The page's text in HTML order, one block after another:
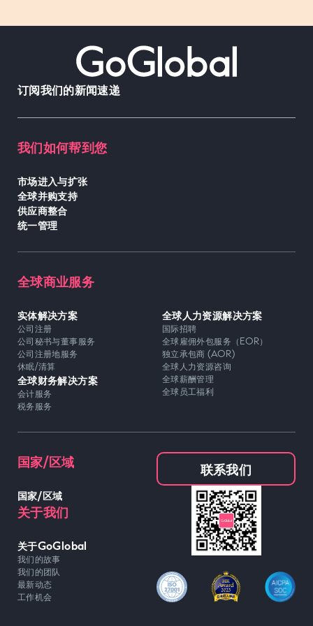
订阅我们的新闻速递
我们如何帮到您
市场进入与扩张
全球并购支持
供应商整合
统一管理
全球商业服务
实体解决方案
公司注册
公司秘书与董事服务
公司注册地服务
休眠/清算
全球财务解决方案
会计服务
税务服务
全球人力资源解决方案
国际招聘
全球雇佣外包服务（EOR）
独立承包商 (AOR)
全球人力资源咨询
全球薪酬管理
全球员工福利
国家/区域
国家/区域
关于我们
关于GoGlobal
我们的故事
我们的团队
最新动态
工作机会
联系我们